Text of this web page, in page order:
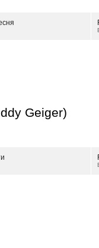
Geiger)